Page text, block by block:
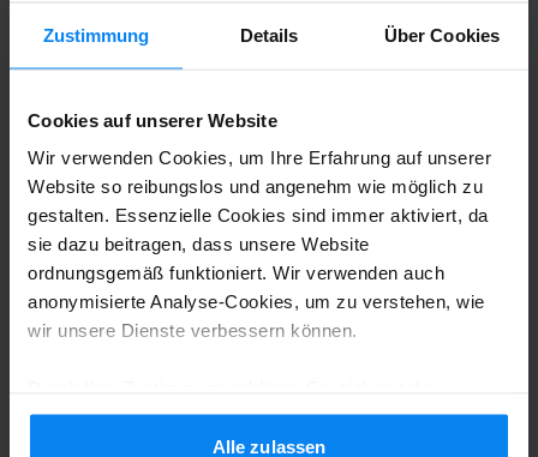
Zustimmung Details Über Cookies
Cookies auf unserer Website
Wir verwenden Cookies, um Ihre Erfahrung auf unserer
Website so reibungslos und angenehm wie möglich zu
gestalten. Essenzielle Cookies sind immer aktiviert, da
sie dazu beitragen, dass unsere Website
ordnungsgemäß funktioniert. Wir verwenden auch
anonymisierte Analyse-Cookies, um zu verstehen, wie
wir unsere Dienste verbessern können.
Verwendung von Cookies gemäß den Regeln in Ihrem
Land einverstanden, können Ihre Einstellungen jedoch
Alle zulassen
than mentioned here), looks safe. Easy to
Shuttle-Service (nicht überdacht) 6. August 2026
Vranken Laura
Geparkt von 29.07.26 bis 01.08.26